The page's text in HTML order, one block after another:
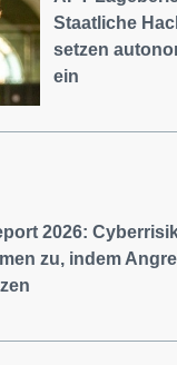
Staatliche
setzen
ein
2026:
zu, indem